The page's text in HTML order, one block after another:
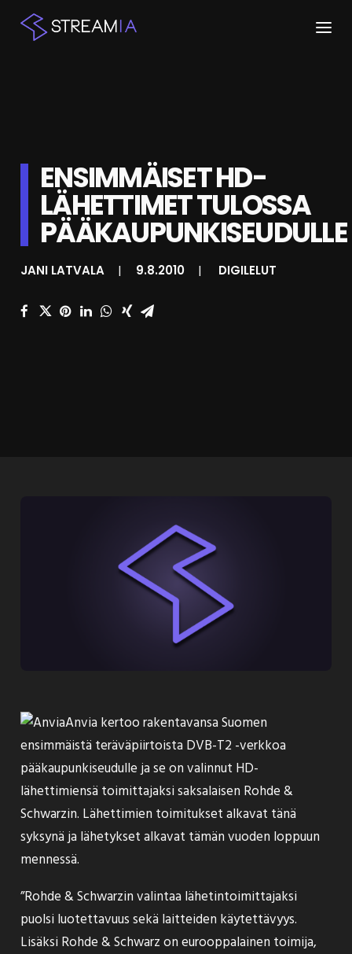
KESKUSTELU
SHOP
ENSIMMÄISET HD-
LÄHETTIMET TULOSSA
PÄÄKAUPUNKISEUDULLE
JANI LATVALA | 9.8.2010 | DIGILELUT
Anvia kertoo rakentavansaSuomen
ensimmäistä teräväpiirtoista DVB-T2 -verkkoa
pääkaupunkiseudulle ja se on valinnut HD-
lähettimiensä toimittajaksi saksalaisen Rohde &
Schwarzin. Lähettimien toimitukset alkavat tänä
syksynä ja lähetykset alkavat tämän vuoden loppuun
mennessä.
”Rohde & Schwarzin valintaa lähetintoimittajaksi
puolsi luotettavuus sekä laitteiden käytettävyys.
Lisäksi Rohde & Schwarz on eurooppalainen toimija,